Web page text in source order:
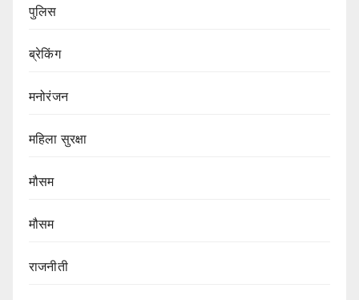
पुलिस
ब्रेकिंग
मनोरंजन
महिला सुरक्षा
मौसम
मौसम
राजनीती